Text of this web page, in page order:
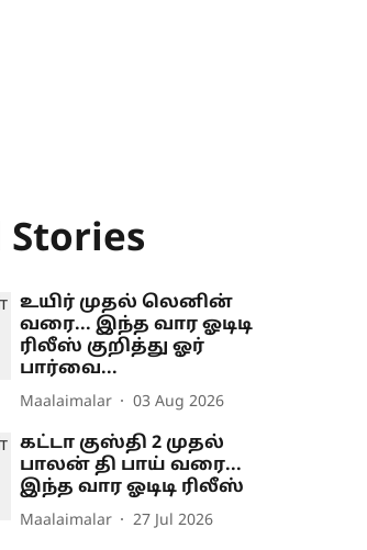
Stories
உயிர் முதல் லெனின்
வரை... இந்த வார ஓடிடி
ரிலீஸ் குறித்து ஓர்
பார்வை...
Maalaimalar 03 Aug 2026
கட்டா குஸ்தி 2 முதல்
பாலன் தி பாய் வரை...
இந்த வார ஓடிடி ரிலீஸ்
Maalaimalar 27 Jul 2026